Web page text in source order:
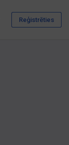
Reģistrēties